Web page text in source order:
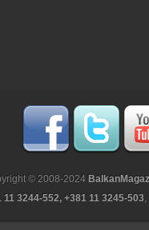
© 2008-2024
3244-552, +381 11 3245-503